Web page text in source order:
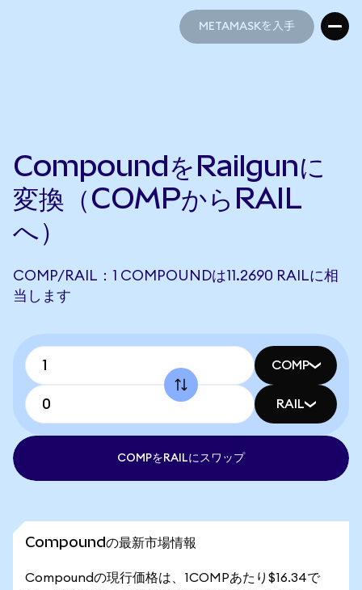
METAMASKを入手
CompoundをRailgunに
変換（COMPからRAIL
へ）
COMP/RAIL：1 COMPOUNDは11.2690 RAILに相
当します
COMP
RAIL
COMPをRAILにスワップ
Compoundの最新市場情報
Compoundの現行価格は、1COMPあたり$16.34で